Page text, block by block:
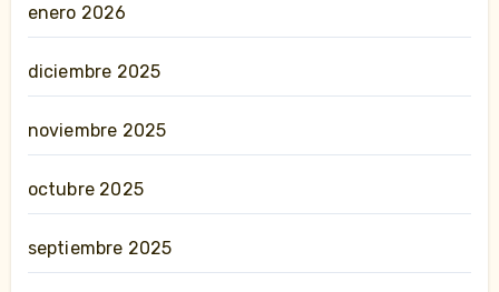
enero 2026
diciembre 2025
noviembre 2025
octubre 2025
septiembre 2025